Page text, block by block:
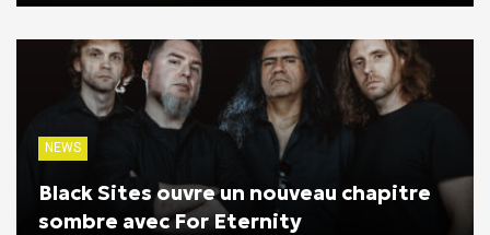
NEWS
Black Sites ouvre un nouveau chapitre
sombre avec For Eternity